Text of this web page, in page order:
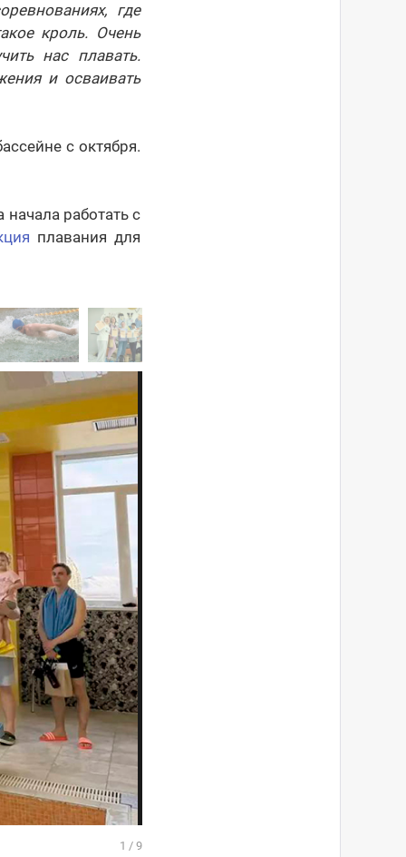
где
кроль. Очень
нас плавать.
и осваивать
с октября.
работать с
плавания для
1 / 9